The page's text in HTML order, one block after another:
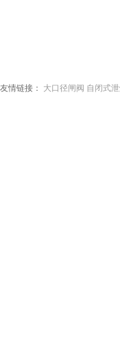
友情链接： 大口径闸阀 自闭式